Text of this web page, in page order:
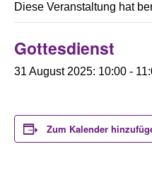
Diese Veranstaltung hat
Gottesdienst
31 August 2025: 10:00 -
Zum Kalender